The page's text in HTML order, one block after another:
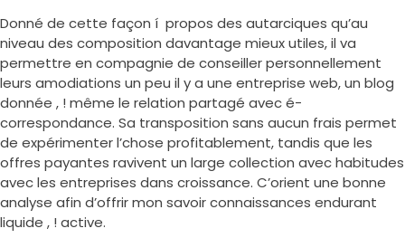
Donné de cette façon í propos des autarciques qu’au
niveau des composition davantage mieux utiles, il va
permettre en compagnie de conseiller personnellement
leurs amodiations un peu il y a une entreprise web, un blog
donnée , ! même le relation partagé avec é-
correspondance. Sa transposition sans aucun frais permet
de expérimenter l’chose profitablement, tandis que les
offres payantes ravivent un large collection avec habitudes
avec les entreprises dans croissance. C’orient une bonne
analyse afin d’offrir mon savoir connaissances endurant
liquide , ! active.